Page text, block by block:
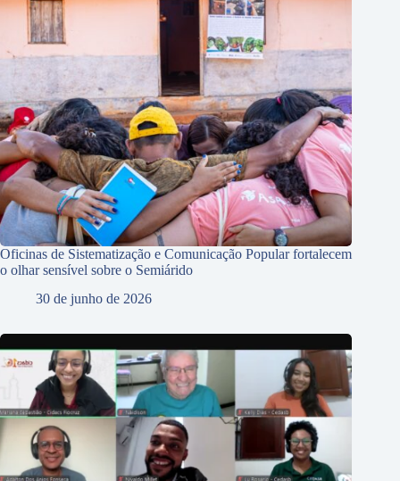
Oficinas de Sistematização e Comunicação Popular fortalecem
o olhar sensível sobre o Semiárido
30 de junho de 2026